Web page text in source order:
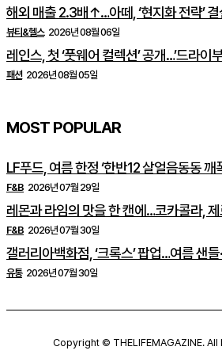
해외 매출 2.3배↑…아떼, ‘현지화 전략’ 결
뷰티&헬스 2026년 08월 06일
레인스, 첫 ‘풋웨어 컬렉션’ 공개…’드라이
패션 2026년 08월 05일
MOST POPULAR
LF푸드, 여름 한정 ‘한반12 살얼음동동 깨
F&B 2026년 07월 29일
레몬과 라임의 맛을 한 캔에…코카콜라,
F&B 2026년 07월 30일
갤러리아백화점, ‘크록스’ 팝업…여름 샌
유통 2026년 07월 30일
Copyright © THELIFEMAGAZINE.